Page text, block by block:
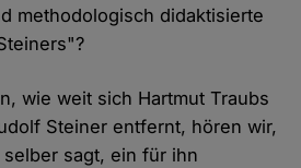
methodologisch didaktisierte
wie weit sich Hartmut Traubs
Steiner entfernt, hören wir,
sagt, ein für ihn